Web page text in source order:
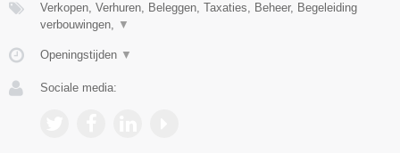
Verkopen, Verhuren, Beleggen, Taxaties, Beheer, Begeleiding
verbouwingen, ▼
Openingstijden ▼
Sociale media: